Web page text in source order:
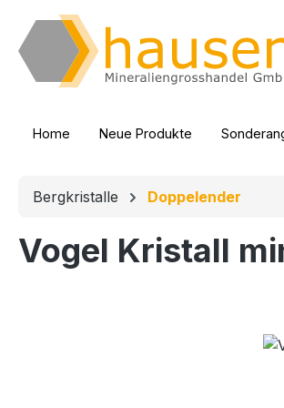
Hauptinhalt springen
Zur Suche springen
Zur Hauptnavigation springen
Home Neue Produkte
Bergkristalle Doppelender
Vogel Kristall